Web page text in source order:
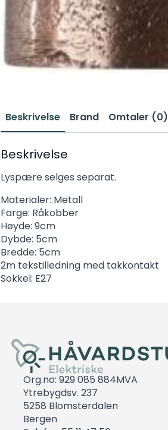
Beskrivelse Brand Omtaler (0)
Beskrivelse
Lyspære selges separat.
Materialer: Metall
Farge: Råkobber
Høyde: 9cm
Dybde: 5cm
Bredde: 5cm
2m tekstilledning med takkontakt
Sokkel: E27
Org.no: 929 085 884MVA
Ytrebygdsv. 237
5258 Blomsterdalen
Bergen